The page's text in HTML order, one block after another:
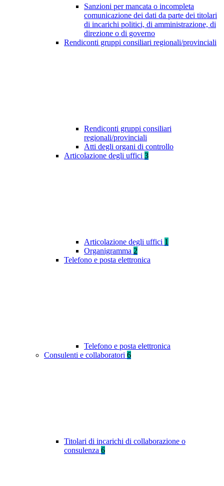
Sanzioni per mancata o incompleta
comunicazione dei dati da parte dei titolari
di incarichi politici, di amministrazione, di
direzione o di governo
Rendiconti gruppi consiliari regionali/provinciali
Rendiconti gruppi consiliari
regionali/provinciali
Atti degli organi di controllo
Articolazione degli uffici 3
Articolazione degli uffici 1
Organigramma 2
Telefono e posta elettronica
Telefono e posta elettronica
Consulenti e collaboratori 6
Titolari di incarichi di collaborazione o
consulenza 6